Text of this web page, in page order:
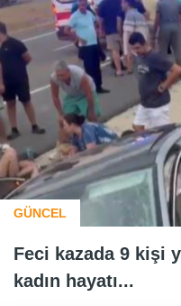
GÜNCEL
Feci kazada 9 kişi
kadın hayatı...